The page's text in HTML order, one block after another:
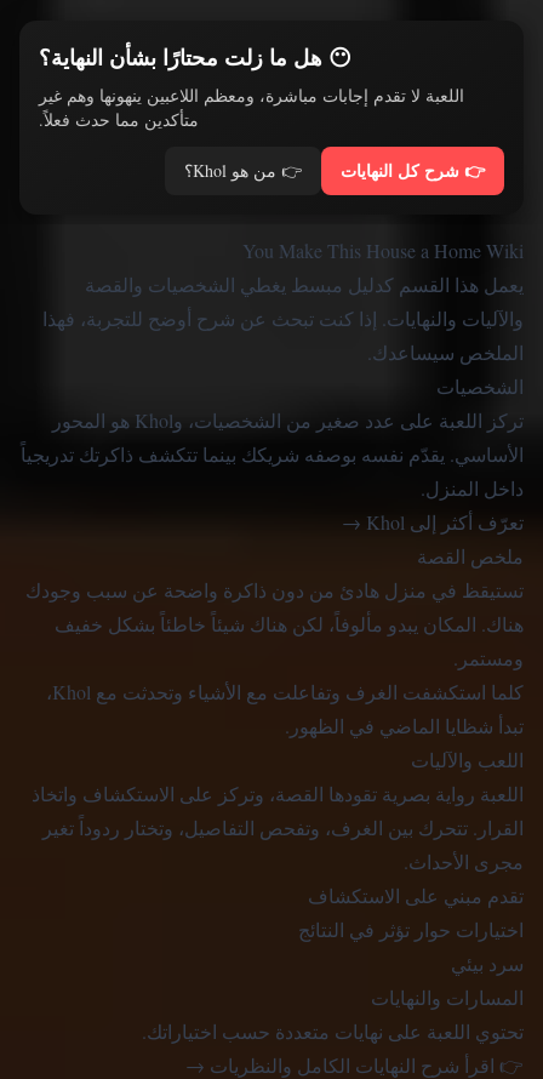
😶 هل ما زلت محتارًا بشأن النهاية؟
اللعبة لا تقدم إجابات مباشرة، ومعظم اللاعبين ينهونها وهم غير
متأكدين مما حدث فعلاً.
👉 شرح كل النهايات 👉 من هو Khol؟
You Make This House a Home Wiki
يعمل هذا القسم كدليل مبسط يغطي الشخصيات والقصة
والآليات والنهايات. إذا كنت تبحث عن شرح أوضح للتجربة، فهذا
الملخص سيساعدك.
الشخصيات
تركز اللعبة على عدد صغير من الشخصيات، وKhol هو المحور
الأساسي. يقدّم نفسه بوصفه شريكك بينما تتكشف ذاكرتك تدريجياً
داخل المنزل.
تعرّف أكثر إلى Khol
→
ملخص القصة
تستيقظ في منزل هادئ من دون ذاكرة واضحة عن سبب وجودك
هناك. المكان يبدو مألوفاً، لكن هناك شيئاً خاطئاً بشكل خفيف
ومستمر.
كلما استكشفت الغرف وتفاعلت مع الأشياء وتحدثت مع Khol،
تبدأ شظايا الماضي في الظهور.
اللعب والآليات
اللعبة رواية بصرية تقودها القصة، وتركز على الاستكشاف واتخاذ
القرار. تتحرك بين الغرف، وتفحص التفاصيل، وتختار ردوداً تغير
مجرى الأحداث.
تقدم مبني على الاستكشاف
اختيارات حوار تؤثر في النتائج
سرد بيئي
المسارات والنهايات
تحتوي اللعبة على نهايات متعددة حسب اختياراتك.
👉 اقرأ شرح النهايات الكامل والنظريات →